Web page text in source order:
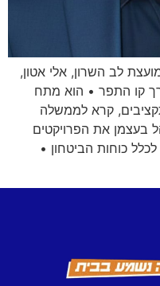
לב השרון, אלי אטון,
קו התפר • הוא מתח
קרא לממשלה
בעצמן את הפרויקטים
כוחות הביטחון •